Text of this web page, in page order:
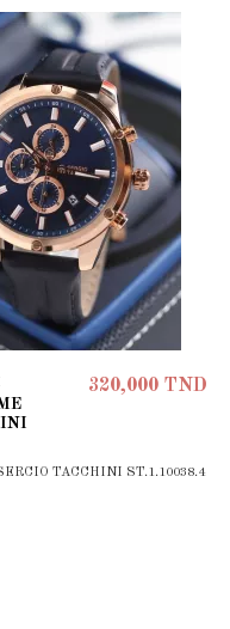
320,000 TND
TACCHINI ST.1.10038.4